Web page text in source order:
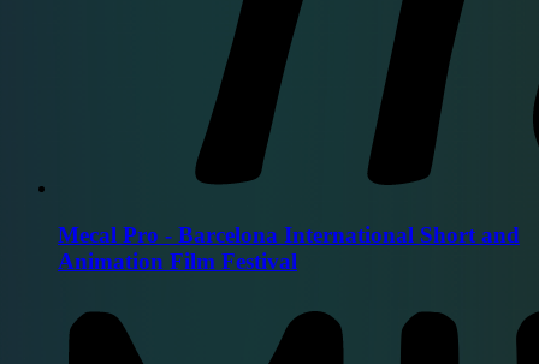
Mecal Pro - Barcelona International Short and
Animation Film Festival